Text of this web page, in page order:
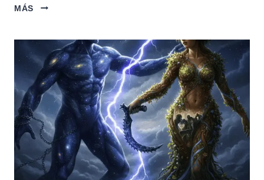
MÁS
HERMES:
CONEXIÓN
Y
LA
AGILIDAD
DE
LA
COMUNICACIÓN
ESTRATÉGICA